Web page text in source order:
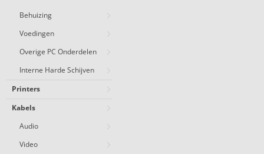
Behuizing
Voedingen
Overige PC Onderdelen
Interne Harde Schijven
Printers
Kabels
Audio
Video